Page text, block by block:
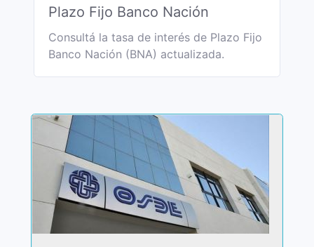
Plazo Fijo Banco Nación
Consultá la tasa de interés de Plazo Fijo
Banco Nación (BNA) actualizada.